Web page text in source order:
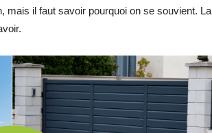
mais il faut savoir pourquoi on se souvient. La